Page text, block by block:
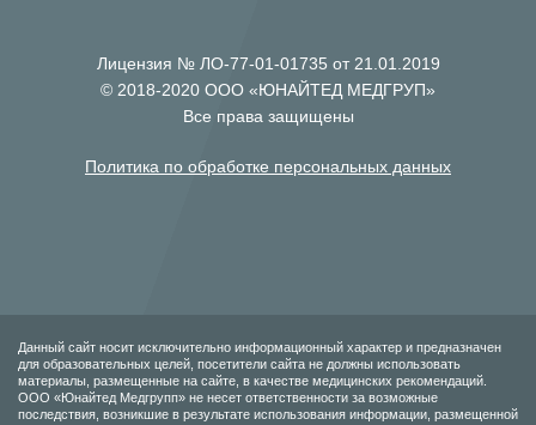
Лицензия № ЛО-77-01-01735 от 21.01.2019
© 2018-2020 ООО «ЮНАЙТЕД МЕДГРУП»
Все права защищены
Политика по обработке персональных данных
Данный сайт носит исключительно информационный характер и предназначен
для образовательных целей, посетители сайта не должны использовать
материалы, размещенные на сайте, в качестве медицинских рекомендаций.
ООО «Юнайтед Медгрупп» не несет ответственности за возможные
последствия, возникшие в результате использования информации, размещенной